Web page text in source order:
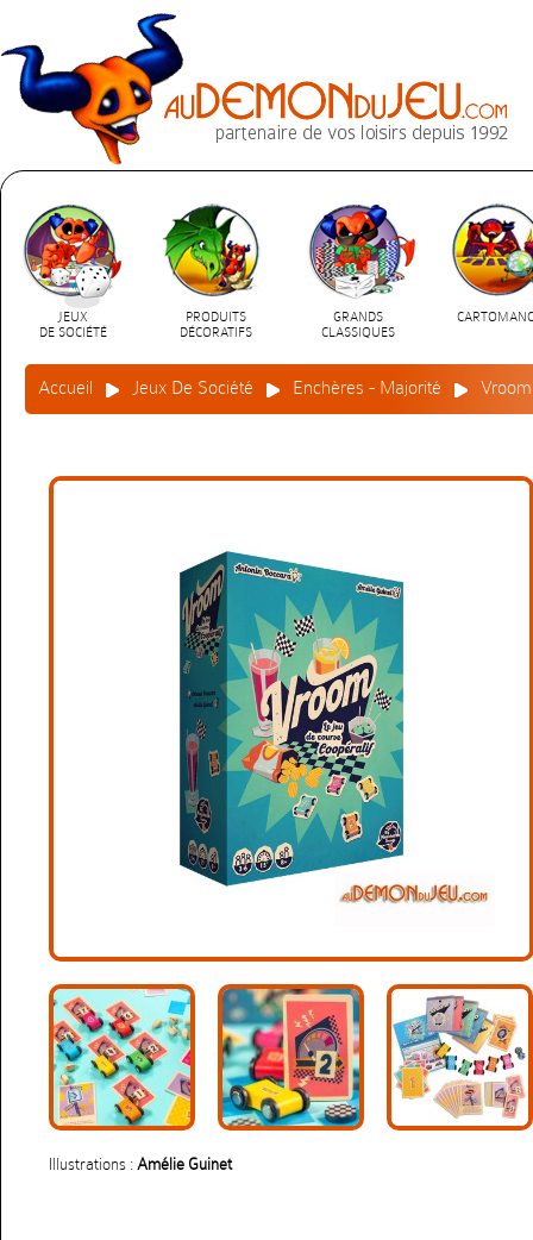
JEUX
DE SOCIÉTÉ
PRODUITS
DÉCORATIFS
GRANDS
CLASSIQUES
Accueil Jeux De Société Enchères - Majorité Vroom
Illustrations : Amélie Guinet